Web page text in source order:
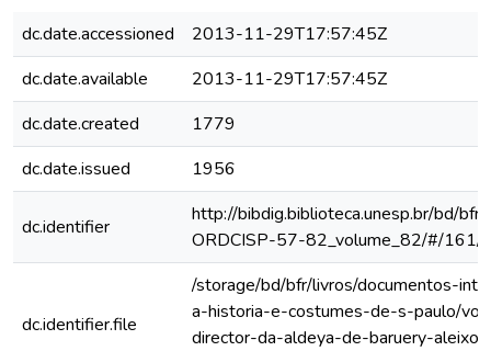
dc.date.accessioned
2013-11-29T17:57:45Z
dc.date.available
2013-11-29T17:57:45Z
dc.date.created
1779
dc.date.issued
1956
dc.identifier
http://bibdig.biblioteca.unesp.br/bd/
ORDCISP-57-82_volume_82/#/161/
dc.identifier.file
/storage/bd/bfr/livros/documentos-
a-historia-e-costumes-de-s-paulo/
director-da-aldeya-de-baruery-aleixo-